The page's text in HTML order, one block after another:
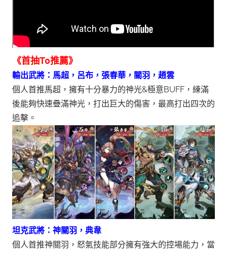
《首抽T0推薦》
輸出武將：馬超，呂布，張春華，關羽，趙雲
個人首推馬超，擁有十分暴力的神光&極意BUFF，練滿
後能夠快速疊滿神光，打出巨大的傷害，最高打出四次的
追擊。
坦克武將：神關羽，典韋
個人首推神關羽，怒氣技能部分擁有強大的控場能力，當